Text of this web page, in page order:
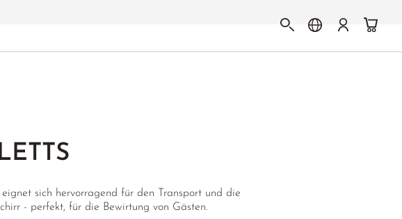
sich hervorragend für den Transport und die
- perfekt, für die Bewirtung von Gästen.